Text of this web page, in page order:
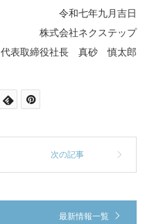
令和七年九月吉日
株式会社ネクステップ
代表取締役社長 真砂 慎太郎
最新情報一覧